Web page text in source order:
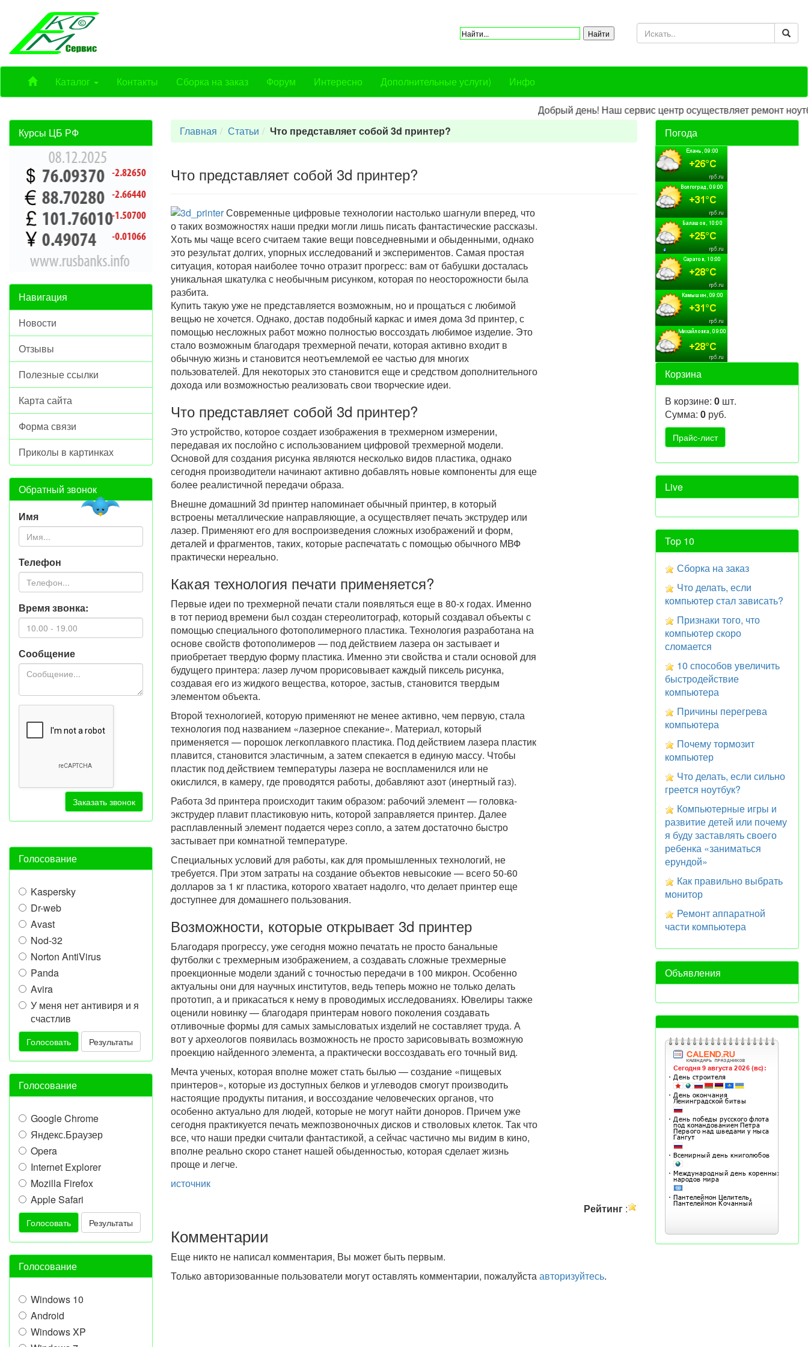
Каталог Контакты Сборка на заказ Форум Интересно Дополнительные услуги) Инфо
Добрый день! Наш сервис центр осуществляет ремонт
Курсы ЦБ РФ
Навигация
Новости
Отзывы
Полезные ссылки
Карта сайта
Форма связи
Приколы в картинках
Обратный звонок
Имя
Телефон
Время звонка:
Сообщение
Заказать звонок
Голосование
Kaspersky
Dr-web
Avast
Nod-32
Norton AntiVirus
Panda
Avira
У меня нет антивиря и я
счастлив
Голосовать Результаты
Голосование
Google Chrome
Яндекс.Браузер
Opera
Internet Explorer
Mozilla Firefox
Apple Safari
Голосовать Результаты
Голосование
Windows 10
Android
Windows XP
Главная Статьи Что представляет собой 3d принтер?
Что представляет собой 3d принтер?
Современные цифровые технологии настолько шагнули вперед, что
о таких возможностях наши предки могли лишь писать фантастические рассказы.
Хоть мы чаще всего считаем такие вещи повседневными и обыденными, однако
это результат долгих, упорных исследований и экспериментов. Самая простая
ситуация, которая наиболее точно отразит прогресс: вам от бабушки досталась
уникальная шкатулка с необычным рисунком, которая по неосторожности была
разбита.
Купить такую уже не представляется возможным, но и прощаться с любимой
вещью не хочется. Однако, достав подобный каркас и имея дома 3d принтер, с
помощью несложных работ можно полностью воссоздать любимое изделие. Это
стало возможным благодаря трехмерной печати, которая активно входит в
обычную жизнь и становится неотъемлемой ее частью для многих
пользователей. Для некоторых это становится еще и средством дополнительного
дохода или возможностью реализовать свои творческие идеи.
Что представляет собой 3d принтер?
Это устройство, которое создает изображения в трехмерном измерении,
передавая их послойно с использованием цифровой трехмерной модели.
Основой для создания рисунка являются несколько видов пластика, однако
сегодня производители начинают активно добавлять новые компоненты для еще
более реалистичной передачи образа.
Внешне домашний 3d принтер напоминает обычный принтер, в который
встроены металлические направляющие, а осуществляет печать экструдер или
лазер. Применяют его для воспроизведения сложных изображений и форм,
деталей и фрагментов, таких, которые распечатать с помощью обычного МВФ
практически нереально.
Какая технология печати применяется?
Первые идеи по трехмерной печати стали появляться еще в 80-х годах. Именно
в тот период времени был создан стереолитограф, который создавал объекты с
помощью специального фотополимерного пластика. Технология разработана на
основе свойств фотополимеров — под действием лазера он застывает и
приобретает твердую форму пластика. Именно эти свойства и стали основой для
будущего принтера: лазер лучом прорисовывает каждый пиксель рисунка,
создавая его из жидкого вещества, которое, застыв, становится твердым
элементом объекта.
Второй технологией, которую применяют не менее активно, чем первую, стала
технология под названием «лазерное спекание». Материал, который
применяется — порошок легкоплавкого пластика. Под действием лазера пластик
плавится, становится эластичным, а затем спекается в единую массу. Чтобы
пластик под действием температуры лазера не воспламенился или не
окислился, в камеру, где проводятся работы, добавляют азот (инертный газ).
Работа 3d принтера происходит таким образом: рабочий элемент — головка-
экструдер плавит пластиковую нить, которой заправляется принтер. Далее
расплавленный элемент подается через сопло, а затем достаточно быстро
застывает при комнатной температуре.
Специальных условий для работы, как для промышленных технологий, не
требуется. При этом затраты на создание объектов невысокие — всего 50-60
долларов за 1 кг пластика, которого хватает надолго, что делает принтер еще
доступнее для домашнего пользования.
Возможности, которые открывает 3d принтер
Благодаря прогрессу, уже сегодня можно печатать не просто банальные
футболки с трехмерным изображением, а создавать сложные трехмерные
проекционные модели зданий с точностью передачи в 100 микрон. Особенно
актуальны они для научных институтов, ведь теперь можно не только делать
прототип, а и прикасаться к нему в проводимых исследованиях. Ювелиры также
оценили новинку — благодаря принтерам нового поколения создавать
отливочные формы для самых замысловатых изделий не составляет труда. А
вот у археологов появилась возможность не просто зарисовывать возможную
проекцию найденного элемента, а практически воссоздавать его точный вид.
Мечта ученых, которая вполне может стать былью — создание «пищевых
принтеров», которые из доступных белков и углеводов смогут производить
настоящие продукты питания, и воссоздание человеческих органов, что
особенно актуально для людей, которые не могут найти доноров. Причем уже
сегодня практикуется печать межпозвоночных дисков и стволовых клеток. Так что
все, что наши предки считали фантастикой, а сейчас частично мы видим в кино,
вполне реально скоро станет нашей обыденностью, которая сделает жизнь
проще и легче.
источник
Рейтинг :
Комментарии
Еще никто не написал комментария, Вы может быть первым.
Только авторизованные пользователи могут оставлять комментарии, пожалуйстаавторизуйтесь.
Погода
Корзина
В корзине:0 шт.
Сумма:0 руб.
Live
Top 10
Сборка на заказ
Что делать, если
компьютер стал зависать?
Признаки того, что
компьютер скоро
сломается
10 способов увеличить
быстродействие
компьютера
Причины перегрева
компьютера
Почему тормозит
компьютер
Что делать, если сильно
греется ноутбук?
Компьютерные игры и
развитие детей или почему
я буду заставлять своего
ребенка «заниматься
ерундой»
Как правильно выбрать
монитор
Ремонт аппаратной
части компьютера
Объявления